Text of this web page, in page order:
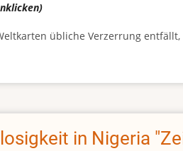
übliche Verzerrung
in Nigeria